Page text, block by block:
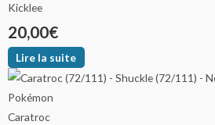
Kicklee
20,00€
Lire la suite
Caratroc